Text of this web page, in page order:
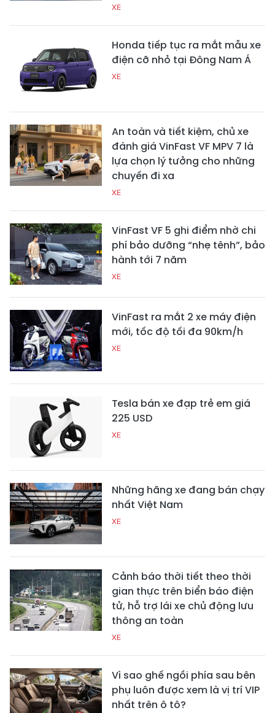
XE
Honda tiếp tục ra mắt mẫu xe
điện cỡ nhỏ tại Đông Nam Á
XE
An toàn và tiết kiệm, chủ xe
đánh giá VinFast VF MPV 7 là
lựa chọn lý tưởng cho những
chuyến đi xa
XE
VinFast VF 5 ghi điểm nhờ chi
phí bảo dưỡng “nhẹ tênh”, bảo
hành tới 7 năm
XE
VinFast ra mắt 2 xe máy điện
mới, tốc độ tối đa 90km/h
XE
Tesla bán xe đạp trẻ em giá
225 USD
XE
Những hãng xe đang bán chạy
nhất Việt Nam
XE
Cảnh báo thời tiết theo thời
gian thực trên biển báo điện
tử, hỗ trợ lái xe chủ động lưu
thông an toàn
XE
Vì sao ghế ngồi phía sau bên
phụ luôn được xem là vị trí VIP
nhất trên ô tô?